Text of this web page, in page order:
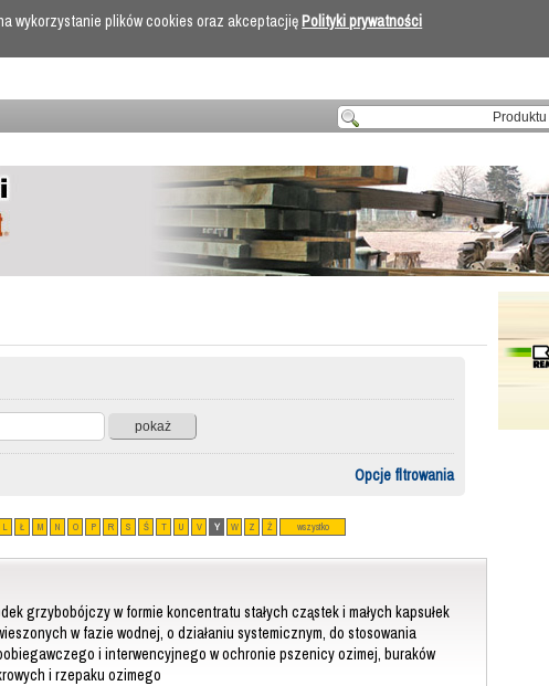
Opcje fltrowania
L Ł M N O P R S Ś T U V Y W Z Ż wszystko
grzybobójczy w formie koncentratu stałych cząstek i małych kapsułek
w fazie wodnej, o działaniu systemicznym, do stosowania
i interwencyjnego w ochronie pszenicy ozimej, buraków
i rzepaku ozimego
wykorzystanie plików cookies oraz akceptacjięPolityki prywatności